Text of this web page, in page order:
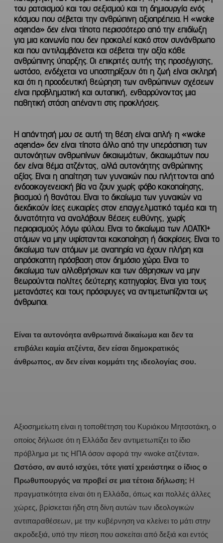
του ρατσισμού και του σεξισμού και τη δημιουργία ενός
κόσμου που σέβεται την ανθρώπινη αξιοπρέπεια.Η «woke
agenda» δεν είναι τίποτα περισσότερο από την επιδίωξη
για μια κοινωνία που δεν προκαλεί κακό στον συνάνθρωπο
και που αντιλαμβάνεται και σέβεται την αξία κάθε
ανθρώπινης ύπαρξης. Οι επικριτές αυτής της προσέγγισης,
ωστόσο, ενδέχεται να υποστηρίξουν ότι η ζωή είναι σκληρή
και ότι η προοδευτική θεώρηση των ανθρώπινων σχέσεων
είναι προβληματική και ουτοπική, ενθαρρύνοντας μια
παθητική στάση απέναντι στις προκλήσεις.
Η απάντησή μου σε αυτή τη θέση είναι απλή: η «woke
agenda» δεν είναι τίποτα άλλοαπό την υπεράσπιση των
αυτονόητων ανθρωπίνων δικαιωμάτων, δικαιωμάτων που
δεν είναι θέμα ατζέντας, αλλά αυτονόητης ανθρώπινης
αξίας.Είναι η απαίτηση των γυναικών που πλήττονται από
ενδοοικογενειακή βία να ζουν χωρίς φόβο κακοποίησης,
βιασμού ή θανάτου. Είναι το δικαίωμα των γυναικών να
διεκδικούν ίσες ευκαιρίες στον επαγγελματικό τομέα και τη
δυνατότητα να αναλάβουν θέσεις ευθύνης, χωρίς
περιορισμούς λόγω φύλου. Είναι το δικαίωμα των ΛΟΑΤΚΙ+
ατόμων να μην υφίστανται κακοποίηση ή διακρίσεις. Είναι το
δικαίωμα των ατόμων με αναπηρία να έχουν πλήρη και
απρόσκοπτη πρόσβαση στον δημόσιο χώρο. Είναι το
δικαίωμα των αλλοθρήσκων και των άθρησκων να μην
θεωρούνται πολίτες δεύτερης κατηγορίας. Είναι για τους
μετανάστες και τους πρόσφυγες να αντιμετωπίζονται ως
άνθρωποι.
Είναι τα αυτονόητα ανθρωπινά δικαίωμα και δεν τα
επιβάλει καμία ατζέντα, δεν είσαι δημοκρατικός
άνθρωπος, αν δεν είναι κομμάτι της ιδεολογίας σου.
Αξιοσημείωτη είναι η τοποθέτηση του Κυριάκου Μητσοτάκη, ο
οποίος δήλωσε ότι η Ελλάδα δεν αντιμετωπίζει το ίδιο
πρόβλημα με τις ΗΠΑ όσον αφορά την «woke ατζέντα».
Ωστόσο, αν αυτό ισχύει, τότε γιατί χρειάστηκε ο ίδιος ο
Πρωθυπουργός να προβεί σε μια τέτοια δήλωση; Η
πραγματικότητα είναι ότι η Ελλάδα, όπως και πολλές άλλες
χώρες, βρίσκεται ήδη στη δίνη αυτών των ιδεολογικών
αντιπαραθέσεων, με την κυβέρνηση να κλείνει το μάτι στην
ακροδεξιά, υπό την πίεση που ασκείται από δεξιά και εντός